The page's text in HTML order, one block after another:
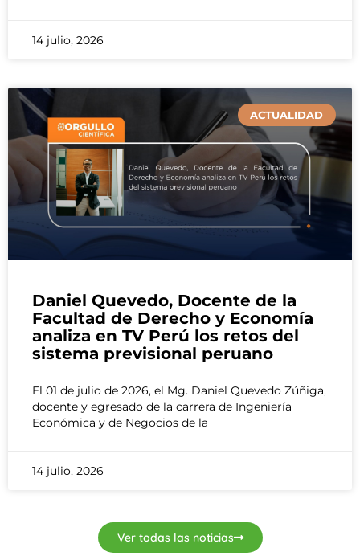
14 julio, 2026
ACTUALIDAD
Daniel Quevedo, Docente de la
Facultad de Derecho y Economía
analiza en TV Perú los retos del
sistema previsional peruano
El 01 de julio de 2026, el Mg. Daniel Quevedo Zúñiga,
docente y egresado de la carrera de Ingeniería
Económica y de Negocios de la
14 julio, 2026
Ver todas las noticias